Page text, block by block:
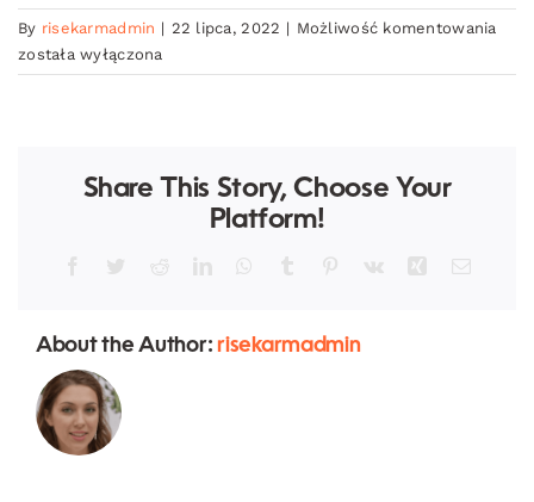
By risekarmadmin | 22 lipca, 2022 | Możliwość komentowania
została wyłączona
Share This Story, Choose Your
Platform!
FacebookTwitterRedditLinkedInWhatsApp
Tumblr Pinterest
Vk XingEmail
About the Author:risekarmadmin